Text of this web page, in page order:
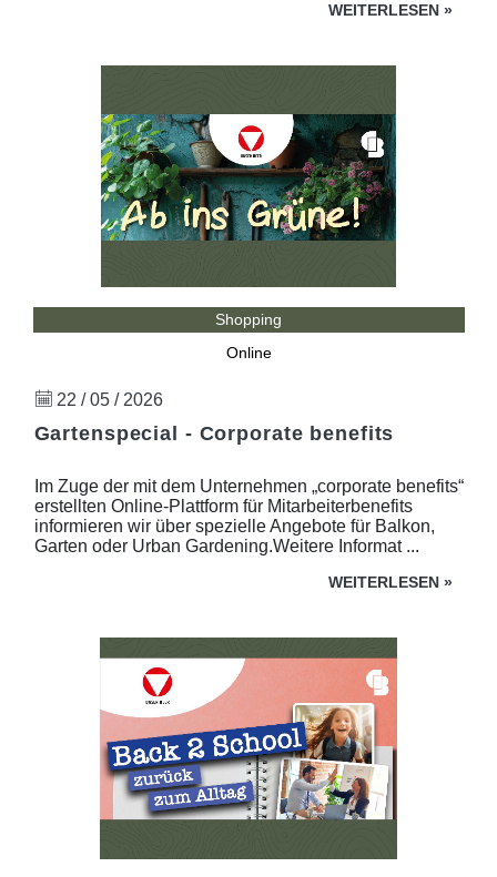
WEITERLESEN »
Shopping
Online
22 / 05 / 2026
Gartenspecial - Corporate benefits
Im Zuge der mit dem Unternehmen „corporate benefits“
erstellten Online-Plattform für Mitarbeiterbenefits
informieren wir über spezielle Angebote für Balkon,
Garten oder Urban Gardening.Weitere Informat ...
WEITERLESEN »